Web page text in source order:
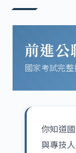
前進公
國家考試完整
你知道
與專技